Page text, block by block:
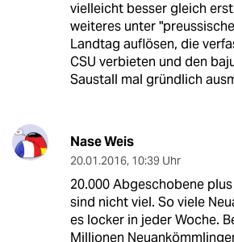
vielleicht besser gleich
weiteres unter
Landtag auflösen, die
CSU verbieten und den
Saustall mal gründlich
Nase Weis
20.01.2016, 10:39 Uhr
20.000 Abgeschobene
sind nicht viel. So viele
es locker in jeder Woche.
Millionen